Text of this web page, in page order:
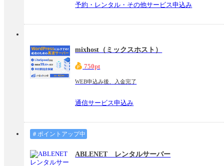
予約・レンタル・その他サービス申込み
mixhost（ミックスホスト）
750pt
WEB申込み後、入金完了
通信サービス申込み
＃ポイントアップ中
ABLENET レンタルサーバー